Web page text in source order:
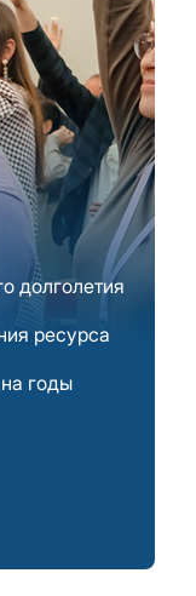
долголетия
ресурса
годы